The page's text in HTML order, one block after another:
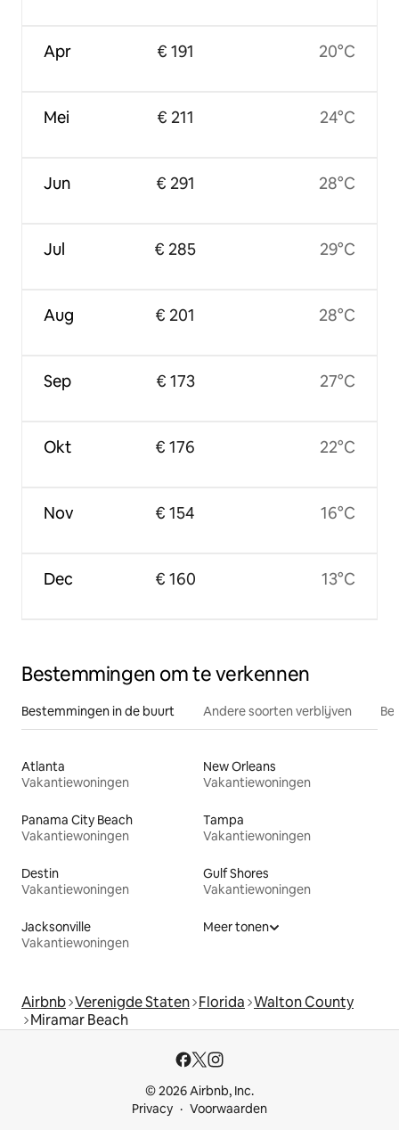
Apr
Mei
Jun
Jul
Aug
Sep
Okt
Nov
Dec
€ 191
€ 211
€ 291
€ 285
€ 201
€ 173
€ 176
€ 154
€ 160
20°C
24°C
28°C
29°C
28°C
27°C
22°C
16°C
13°C
Bestemmingen om te verkennen
Bestemmingen in de buurt Andere soorten verblijven
Atlanta
Vakantiewoningen
New Orleans
Vakantiewoningen
Panama City Beach
Vakantiewoningen
Tampa
Vakantiewoningen
Destin
Vakantiewoningen
Gulf Shores
Vakantiewoningen
Jacksonville
Vakantiewoningen
Meer tonen
Airbnb Verenigde Staten Florida Walton County
Miramar Beach
© 2026 Airbnb, Inc.
Privacy
Voorwaarden